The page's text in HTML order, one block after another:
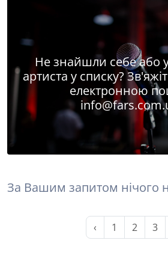
Не знайшли себе або
артиста у списку?
електронною
За Вашим запитом нічого
‹ 1 2 3